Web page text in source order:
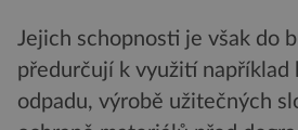
Jejich schopnosti je však do
předurčují k využití například
odpadu, výrobě užitečných